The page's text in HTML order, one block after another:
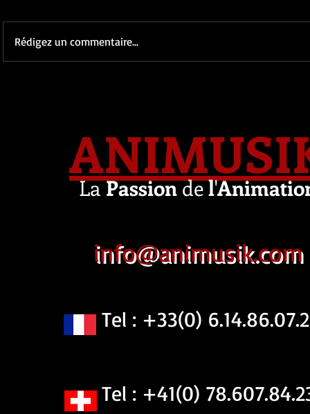
Rédigez un commentaire...
LaPassiondel'
info@animusik.com
Tel : +33(0)
Tel : +41(0)